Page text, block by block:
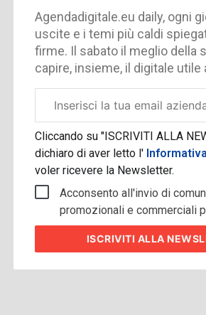
Agendadigitale.eu daily, ogni
uscite e i temi più caldi
firme. Il sabato il meglio della
capire, insieme, il digitale utile
aziendale
Cliccando su "ISCRIVITI ALLA
dichiaro di aver letto l'
voler ricevere la Newsletter.
Acconsento all'invio di
promozionali e commerciali
ISCRIVITI ALLA